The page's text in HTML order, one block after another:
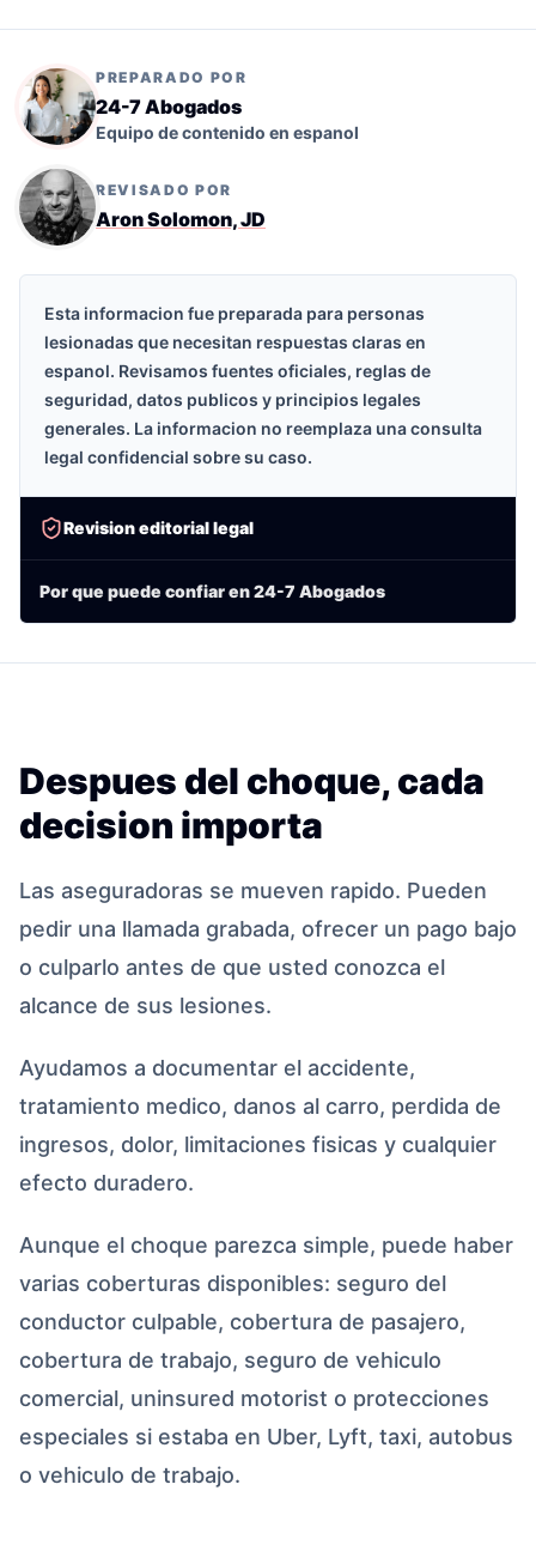
PREPARADO POR
24-7 Abogados
Equipo de contenido en espanol
REVISADO POR
Aron Solomon, JD
Esta informacion fue preparada para personas
lesionadas que necesitan respuestas claras en
espanol. Revisamos fuentes oficiales, reglas de
seguridad, datos publicos y principios legales
generales. La informacion no reemplaza una consulta
legal confidencial sobre su caso.
Revision editorial legal
Por que puede confiar en 24-7 Abogados
Despues del choque, cada
decision importa
Las aseguradoras se mueven rapido. Pueden
pedir una llamada grabada, ofrecer un pago bajo
o culparlo antes de que usted conozca el
alcance de sus lesiones.
Ayudamos a documentar el accidente,
tratamiento medico, danos al carro, perdida de
ingresos, dolor, limitaciones fisicas y cualquier
efecto duradero.
Aunque el choque parezca simple, puede haber
varias coberturas disponibles: seguro del
conductor culpable, cobertura de pasajero,
cobertura de trabajo, seguro de vehiculo
comercial, uninsured motorist o protecciones
especiales si estaba en Uber, Lyft, taxi, autobus
o vehiculo de trabajo.